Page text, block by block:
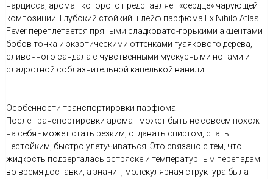
нарцисса, аромат которого представляет «сердце» чарующей
композиции. Глубокий стойкий шлейф парфюма Ex Nihilo Atlas
Fever переплетается пряными сладковато-горькими акцентами
бобов тонка и экзотическими оттенками гуаякового дерева,
сливочного сандала с чувственными мускусными нотами и
сладостной соблазнительной капелькой ванили.
Особенности транспортировки парфюма
После транспортировки аромат может быть не совсем похож
на себя - может стать резким, отдавать спиртом, стать
нестойким, быстро улетучиваться. Это связано с тем, что
жидкость подвергалась встряске и температурным перепадам
во время доставки, а значит, молекулярная структура была